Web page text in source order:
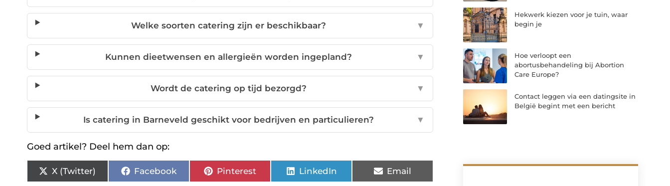
Welke soorten catering zijn er beschikbaar? ▼
Kunnen dieetwensen en allergieën worden ingepland? ▼
Wordt de catering op tijd bezorgd? ▼
Is catering in Barneveld geschikt voor bedrijven en particulieren? ▼
Goed artikel? Deel hem dan op:
X (Twitter) Facebook Pinterest LinkedIn Email
Hekwerk kiezen voor je tuin, waar
begin je
Hoe verloopt een
abortusbehandeling bij Abortion
Care Europe?
Contact leggen via een datingsite in
België begint met een bericht